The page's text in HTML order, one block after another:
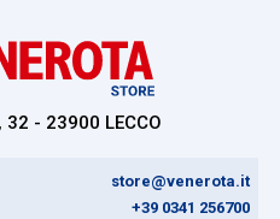
- 23900 LECCO
store@venerota.it
+39 0341 256700